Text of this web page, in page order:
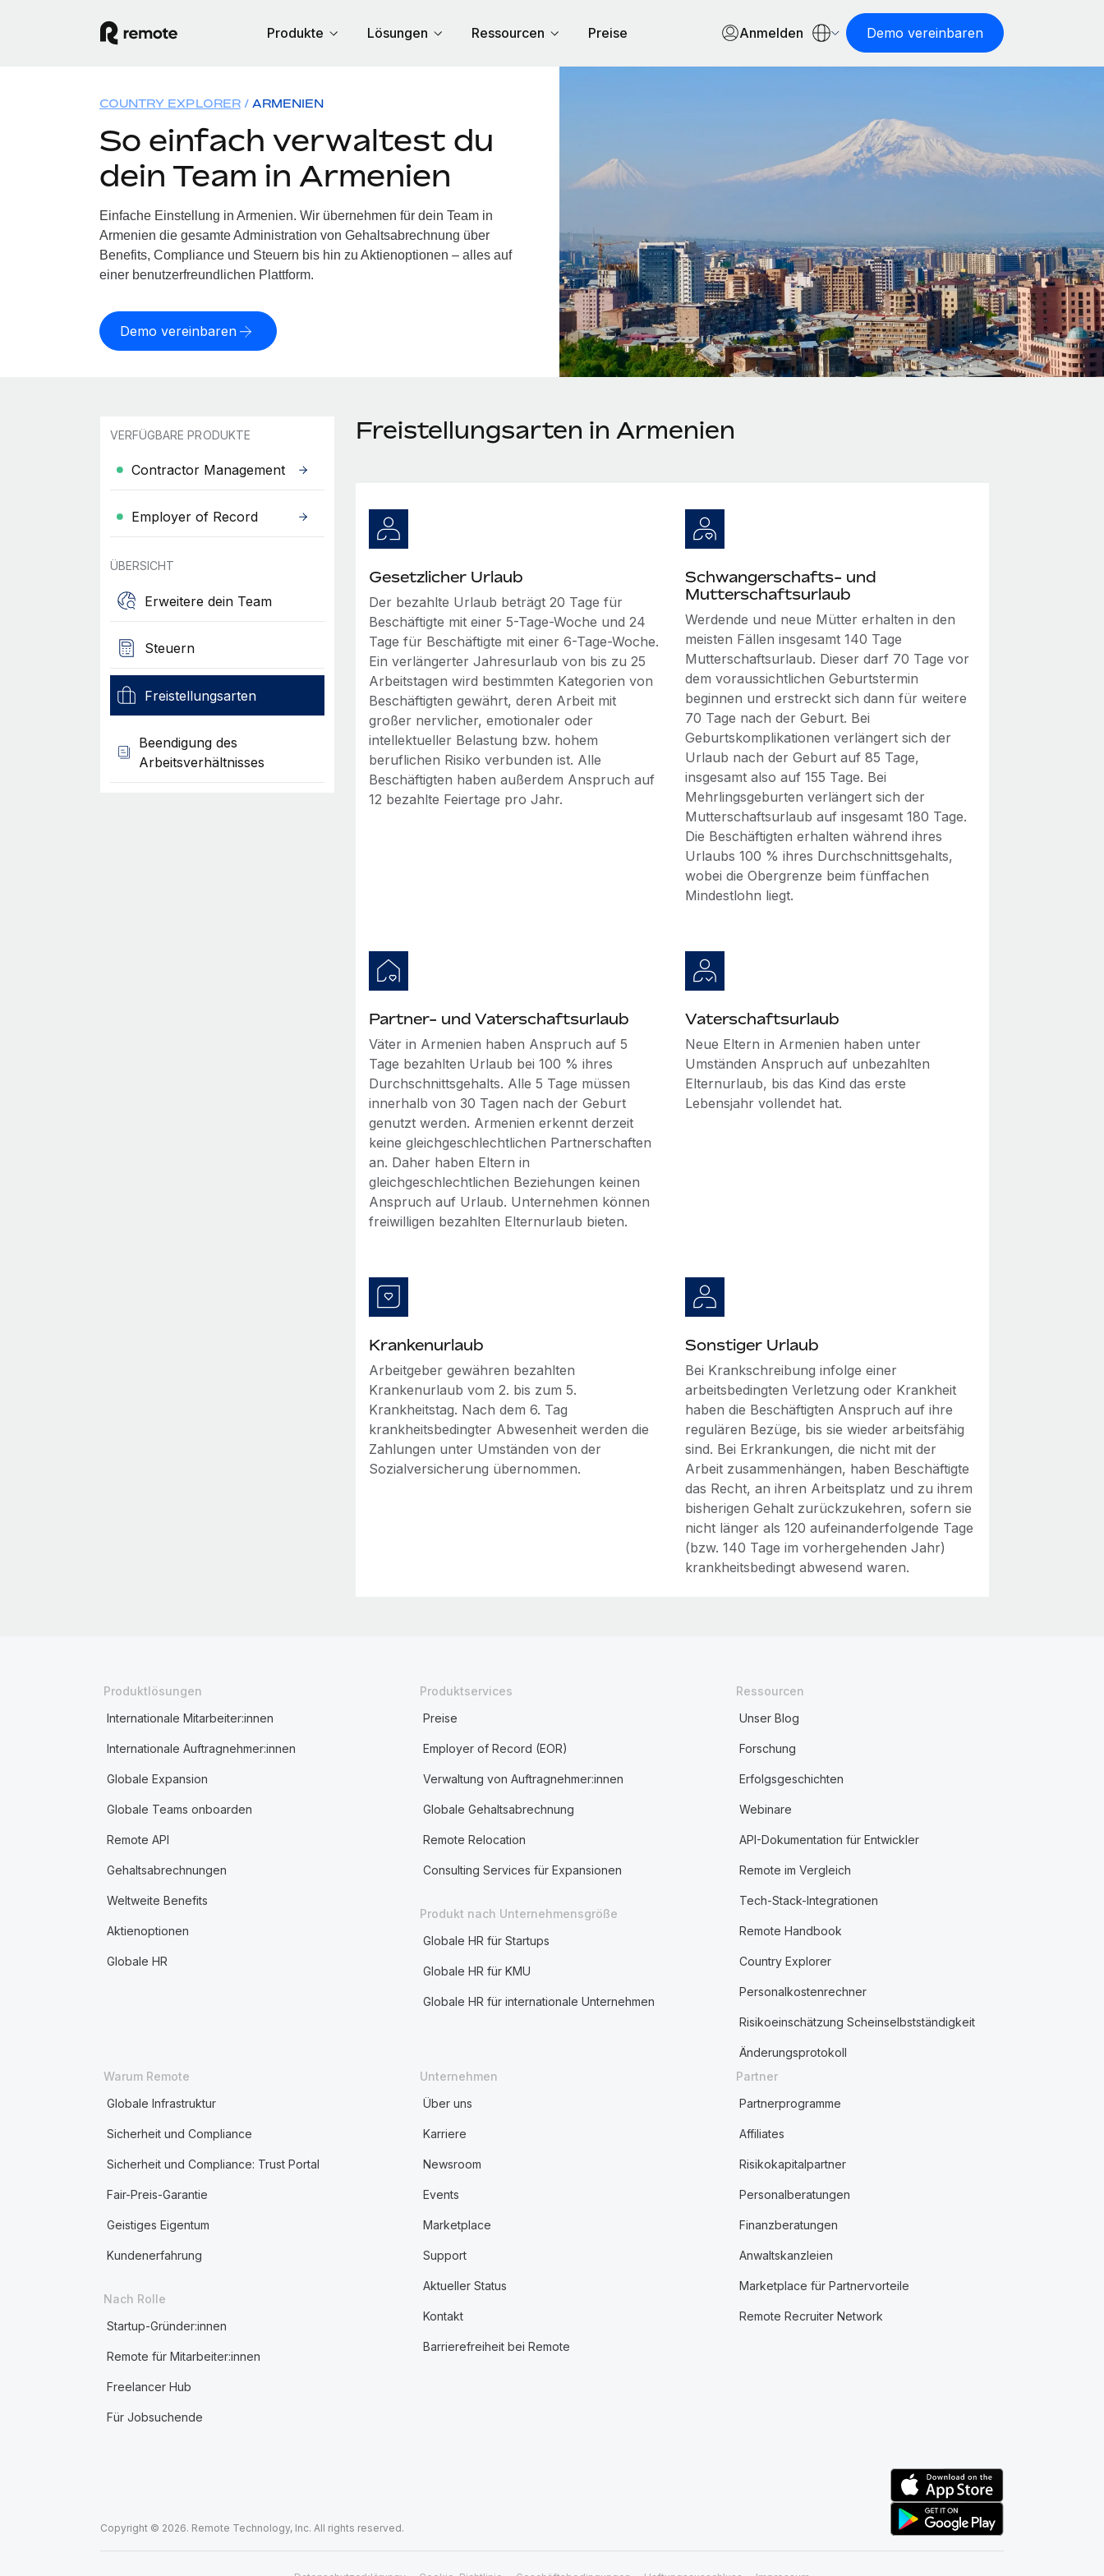
Produkte Lösungen Ressourcen Preise Anmelden Demo vereinbaren
COUNTRY EXPLORER ARMENIEN
So einfach verwaltest du
dein Team in Armenien
Einfache Einstellung in Armenien. Wir übernehmen für dein Team in
Armenien die gesamte Administration von Gehaltsabrechnung über
Benefits, Compliance und Steuern bis hin zu Aktienoptionen – alles auf
einer benutzerfreundlichen Plattform.
Demo vereinbaren
VERFÜGBARE PRODUKTE
Contractor Management
Employer of Record
ÜBERSICHT
Erweitere dein Team
Steuern
Freistellungsarten
Beendigung des
Arbeitsverhältnisses
Freistellungsarten in Armenien
Gesetzlicher Urlaub
Der bezahlte Urlaub beträgt 20 Tage für
Beschäftigte mit einer 5-Tage-Woche und 24
Tage für Beschäftigte mit einer 6-Tage-Woche.
Ein verlängerter Jahresurlaub von bis zu 25
Arbeitstagen wird bestimmten Kategorien von
Beschäftigten gewährt, deren Arbeit mit
großer nervlicher, emotionaler oder
intellektueller Belastung bzw. hohem
beruflichen Risiko verbunden ist. Alle
Beschäftigten haben außerdem Anspruch auf
12 bezahlte Feiertage pro Jahr.
Schwangerschafts- und
Mutterschaftsurlaub
Werdende und neue Mütter erhalten in den
meisten Fällen insgesamt 140 Tage
Mutterschaftsurlaub. Dieser darf 70 Tage vor
dem voraussichtlichen Geburtstermin
beginnen und erstreckt sich dann für weitere
70 Tage nach der Geburt. Bei
Geburtskomplikationen verlängert sich der
Urlaub nach der Geburt auf 85 Tage,
insgesamt also auf 155 Tage. Bei
Mehrlingsgeburten verlängert sich der
Mutterschaftsurlaub auf insgesamt 180 Tage.
Die Beschäftigten erhalten während ihres
Urlaubs 100 % ihres Durchschnittsgehalts,
wobei die Obergrenze beim fünffachen
Mindestlohn liegt.
Partner- und Vaterschaftsurlaub
Väter in Armenien haben Anspruch auf 5
Tage bezahlten Urlaub bei 100 % ihres
Durchschnittsgehalts. Alle 5 Tage müssen
innerhalb von 30 Tagen nach der Geburt
genutzt werden. Armenien erkennt derzeit
keine gleichgeschlechtlichen Partnerschaften
an. Daher haben Eltern in
gleichgeschlechtlichen Beziehungen keinen
Anspruch auf Urlaub. Unternehmen können
freiwilligen bezahlten Elternurlaub bieten.
Vaterschaftsurlaub
Neue Eltern in Armenien haben unter
Umständen Anspruch auf unbezahlten
Elternurlaub, bis das Kind das erste
Lebensjahr vollendet hat.
Krankenurlaub
Arbeitgeber gewähren bezahlten
Krankenurlaub vom 2. bis zum 5.
Krankheitstag. Nach dem 6. Tag
krankheitsbedingter Abwesenheit werden die
Zahlungen unter Umständen von der
Sozialversicherung übernommen.
Sonstiger Urlaub
Bei Krankschreibung infolge einer
arbeitsbedingten Verletzung oder Krankheit
haben die Beschäftigten Anspruch auf ihre
regulären Bezüge, bis sie wieder arbeitsfähig
sind. Bei Erkrankungen, die nicht mit der
Arbeit zusammenhängen, haben Beschäftigte
das Recht, an ihren Arbeitsplatz und zu ihrem
bisherigen Gehalt zurückzukehren, sofern sie
nicht länger als 120 aufeinanderfolgende Tage
(bzw. 140 Tage im vorhergehenden Jahr)
krankheitsbedingt abwesend waren.
Produktlösungen
Internationale Mitarbeiter:innen
Internationale Auftragnehmer:innen
Globale Expansion
Globale Teams onboarden
Remote API
Gehaltsabrechnungen
Weltweite Benefits
Aktienoptionen
Globale HR
Produktservices
Preise
Employer of Record (EOR)
Verwaltung von Auftragnehmer:innen
Globale Gehaltsabrechnung
Remote Relocation
Consulting Services für Expansionen
Produkt nach Unternehmensgröße
Globale HR für Startups
Globale HR für KMU
Globale HR für internationale Unternehmen
Ressourcen
Unser Blog
Forschung
Erfolgsgeschichten
Webinare
API-Dokumentation für Entwickler
Remote im Vergleich
Tech-Stack-Integrationen
Remote Handbook
Country Explorer
Personalkostenrechner
Risikoeinschätzung Scheinselbstständigkeit
Änderungsprotokoll
Warum Remote
Globale Infrastruktur
Sicherheit und Compliance
Sicherheit und Compliance: Trust Portal
Fair-Preis-Garantie
Geistiges Eigentum
Kundenerfahrung
Nach Rolle
Startup-Gründer:innen
Remote für Mitarbeiter:innen
Freelancer Hub
Für Jobsuchende
Unternehmen
Über uns
Karriere
Newsroom
Events
Marketplace
Support
Aktueller Status
Kontakt
Barrierefreiheit bei Remote
Partner
Partnerprogramme
Affiliates
Risikokapitalpartner
Personalberatungen
Finanzberatungen
Anwaltskanzleien
Marketplace für Partnervorteile
Remote Recruiter Network
Copyright © 2026. Remote Technology, Inc. All rights reserved.